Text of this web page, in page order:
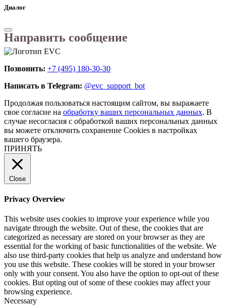
Диалог
Направить сообщение
Позвонить: +7 (495) 180-30-30
Написать в Telegram: @evc_support_bot
Продолжая пользоваться настоящим сайтом, вы выражаете
свое согласие на обработку ваших персональных данных. В
случае несогласия с обработкой ваших персональных данных
вы можете отключить сохранение Cookies в настройках
вашего браузера.
ПРИНЯТЬ
Close
Privacy Overview
This website uses cookies to improve your experience while you
navigate through the website. Out of these, the cookies that are
categorized as necessary are stored on your browser as they are
essential for the working of basic functionalities of the website. We
also use third-party cookies that help us analyze and understand how
you use this website. These cookies will be stored in your browser
only with your consent. You also have the option to opt-out of these
cookies. But opting out of some of these cookies may affect your
browsing experience.
Necessary